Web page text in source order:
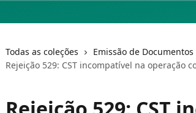
Todas as coleções Emissão de Documentos
Rejeição 529: CST incompatível na operação